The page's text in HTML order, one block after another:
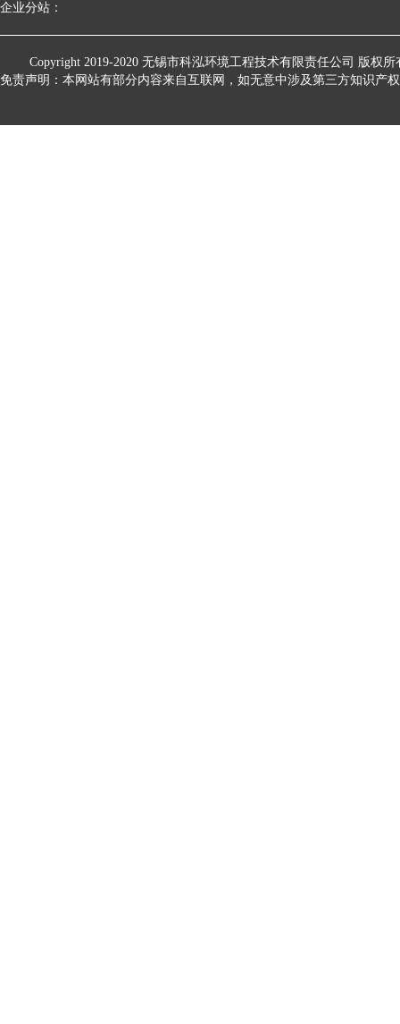
企业分站：
Copyright 2019-2020 无锡市科泓环境工程技术有限责任公司 版权所
免责声明：本网站有部分内容来自互联网，如无意中涉及第三方知识产